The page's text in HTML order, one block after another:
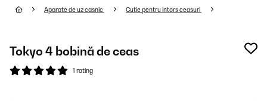
Aparate de uz casnic Cutie pentru intors ceasuri
Tokyo 4 bobină de ceas
1 rating